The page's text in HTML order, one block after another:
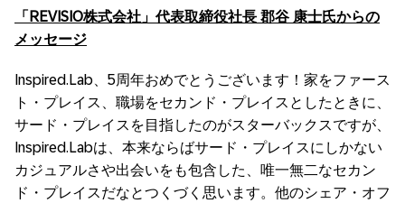
「 REVISIO株式会社」代表取締役社長 郡谷 康士氏からの
メッセージ
Inspired.Lab、5周年おめでとうございます！家をファース
ト・プレイス、職場をセカンド・プレイスとしたときに、
サード・プレイスを目指したのがスターバックスですが、
Inspired.Labは、本来ならばサード・プレイスにしかない
カジュアルさや出会いをも包含した、唯一無二なセカン
ド・プレイスだなとつくづく思います。他のシェア・オフ